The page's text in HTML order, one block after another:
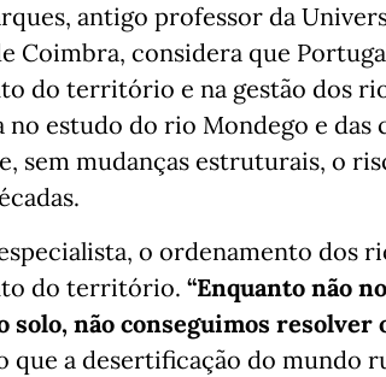
antigo professor da
Coimbra, considera que
do território e na gestão dos
estudo do rio Mondego e das
sem mudanças estruturais, o
o ordenamento dos
do território. “Enquanto não
solo, não conseguimos resolver
que a desertificação do mundo